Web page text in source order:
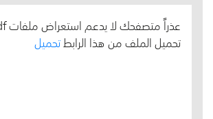
تحميل الملف من هذا الرابطتحميل